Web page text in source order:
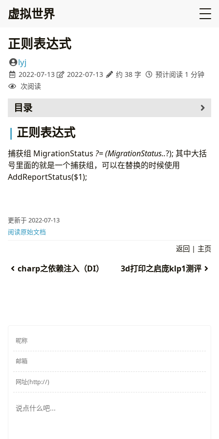
虚拟世界
正则表达式
lyj
2022-07-13 2022-07-13 约 38 字
预计阅读 1 分钟
次阅读
目录
正则表达式
正则表达式
捕获组 MigrationStatus ?= (MigrationStatus..?); 其中大括
号里面的就是一个捕获组，可以在替换的时候使用
AddReportStatus($1);
更新于 2022-07-13
阅读原始文档
返回 | 主页
charp之依赖注入（DI） 3d打印之启庞klp1测评